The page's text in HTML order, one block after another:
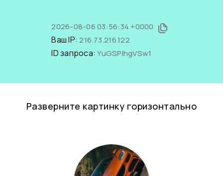
2026-08-06 03:56:34 +0000
Ваш IP:216.73.216.122
ID запроса:YuGSPlhgVSw1
Разверните картинку горизонтально